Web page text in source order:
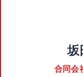
坂
合同会